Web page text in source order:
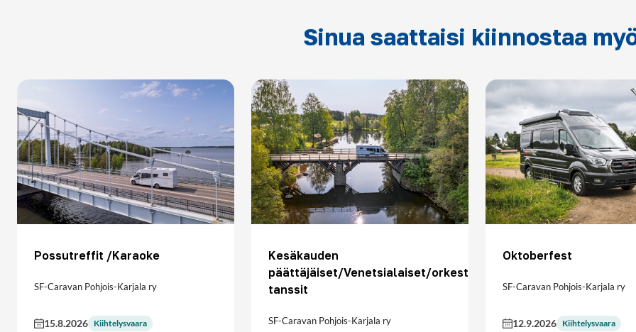
Sinua saattaisi kiinnostaa
Possutreffit /Karaoke
SF-Caravan Pohjois-Karjala ry
15.8.2026 Kiihtelysvaara
Kesäkauden
päättäjäiset/Venetsialaiset/orkesteri
tanssit
SF-Caravan Pohjois-Karjala ry
Oktoberfest
SF-Caravan Pohjois-Karjala ry
12.9.2026 Kiihtelysvaara